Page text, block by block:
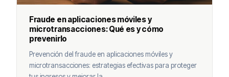
Fraude en aplicaciones móviles y
microtransacciones: Qué es y cómo
prevenirlo
Prevención del fraude en aplicaciones móviles y
microtransacciones: estrategias efectivas para proteger